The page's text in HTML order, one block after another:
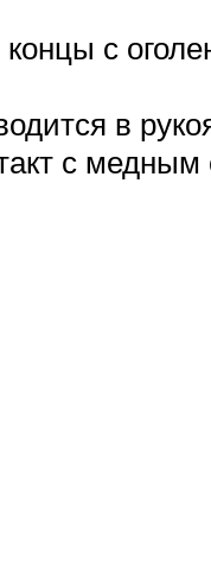
концы с
в
с